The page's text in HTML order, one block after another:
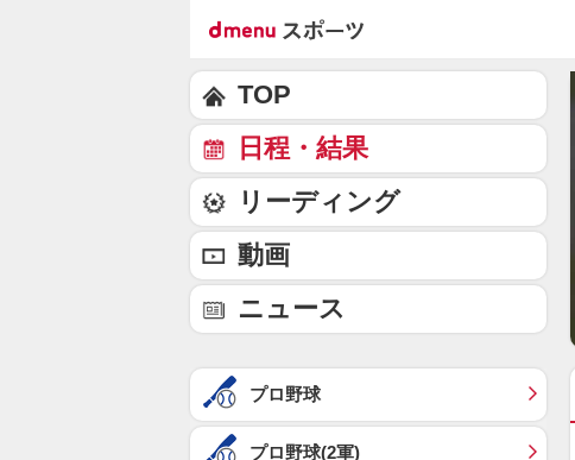
TOP
日程・結果
リーディング
動画
ニュース
プロ野球
プロ野球(2軍)